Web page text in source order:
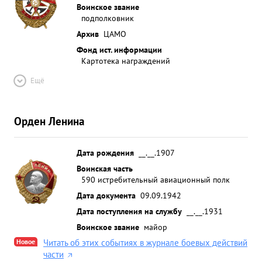
Воинское звание
подполковник
Архив ЦАМО
Фонд ист. информации
Картотека награждений
Ещё
Орден Ленина
Дата рождения
__.__.1907
Воинская часть
590 истребительный авиационный полк
Дата документа 09.09.1942
Дата поступления на службу
__.__.1931
Воинское звание майор
Новое
Читать об этих событиях в журнале боевых действий
части